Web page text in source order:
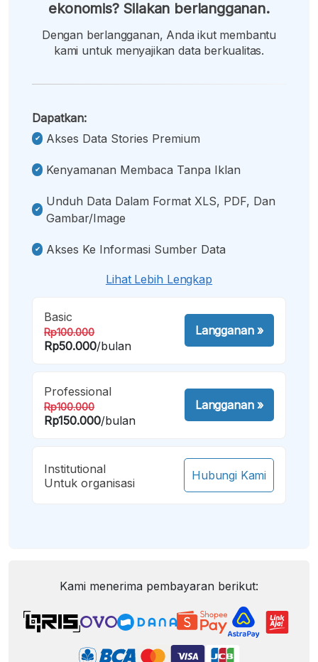
ekonomis? Silakan berlangganan.
Dengan berlangganan, Anda ikut membantu
kami untuk menyajikan data berkualitas.
Dapatkan:
Akses Data Stories Premium
Kenyamanan Membaca Tanpa Iklan
Unduh Data Dalam Format XLS, PDF, Dan
Gambar/image
Akses Ke Informasi Sumber Data
Lihat Lebih Lengkap
Basic
Rp100.000
Rp50.000/bulan
Langganan»
Professional
Rp100.000
Rp150.000/bulan
Langganan»
Institutional
Untuk organisasi
Hubungi Kami
Kami menerima pembayaran berikut: